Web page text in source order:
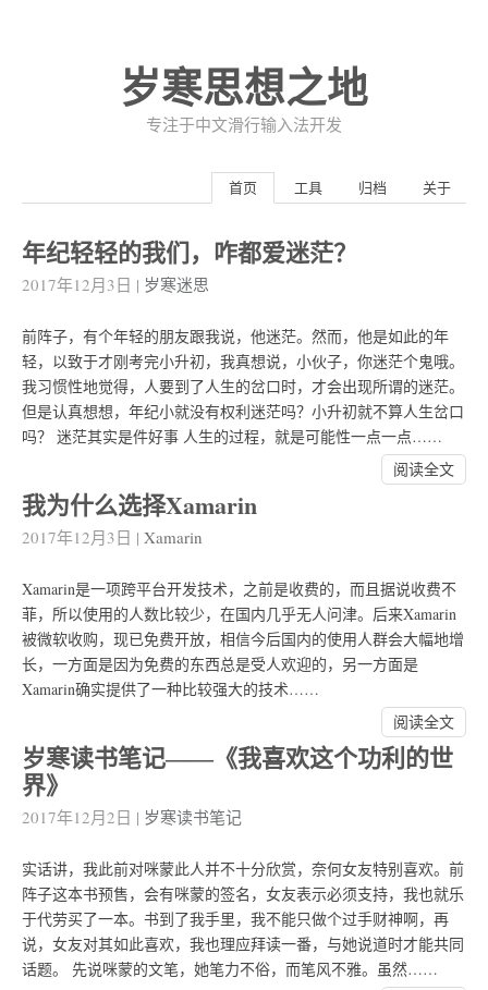
岁寒思想之地
专注于中文滑行输入法开发
首页 工具 归档 关于
年纪轻轻的我们，咋都爱迷茫？
2017年12月3日 | 岁寒迷思
前阵子，有个年轻的朋友跟我说，他迷茫。然而，他是如此的年
轻，以致于才刚考完小升初，我真想说，小伙子，你迷茫个鬼哦。
我习惯性地觉得，人要到了人生的岔口时，才会出现所谓的迷茫。
但是认真想想，年纪小就没有权利迷茫吗？小升初就不算人生岔口
吗？ 迷茫其实是件好事 人生的过程，就是可能性一点一点……
阅读全文
我为什么选择Xamarin
2017年12月3日 | Xamarin
Xamarin是一项跨平台开发技术，之前是收费的，而且据说收费不
菲，所以使用的人数比较少，在国内几乎无人问津。后来Xamarin
被微软收购，现已免费开放，相信今后国内的使用人群会大幅地增
长，一方面是因为免费的东西总是受人欢迎的，另一方面是
Xamarin确实提供了一种比较强大的技术……
阅读全文
岁寒读书笔记――《我喜欢这个功利的世
界》
2017年12月2日 | 岁寒读书笔记
实话讲，我此前对咪蒙此人并不十分欣赏，奈何女友特别喜欢。前
阵子这本书预售，会有咪蒙的签名，女友表示必须支持，我也就乐
于代劳买了一本。书到了我手里，我不能只做个过手财神啊，再
说，女友对其如此喜欢，我也理应拜读一番，与她说道时才能共同
话题。 先说咪蒙的文笔，她笔力不俗，而笔风不雅。虽然……